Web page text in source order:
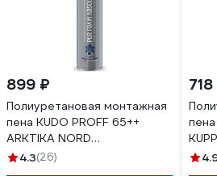
899 ₽
Полиуретановая монтажная
пена KUDO PROFF 65++
ARKTIKA NORD
KUPP10WN65++
4.3(26)
пена